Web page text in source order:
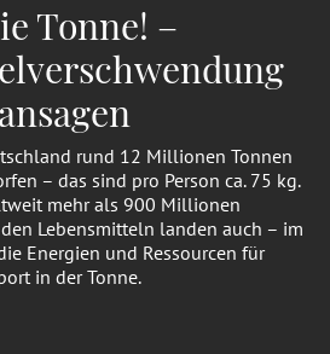
Tonne! –
rund 12 Millionen Tonnen
– das sind pro Person ca. 75 kg.
mehr als 900 Millionen
Lebensmitteln landen auch – im
Energien und Ressourcen für
in der Tonne.